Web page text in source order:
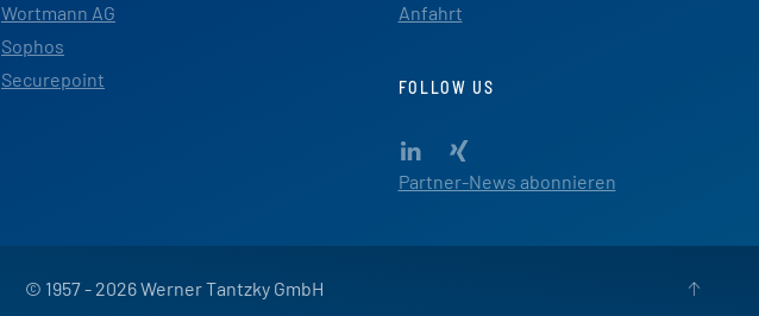
Wortmann AG
Sophos
Securepoint
Anfahrt
FOLLOW US
Partner-News abonnieren
© 1957 - 2026 Werner Tantzky GmbH